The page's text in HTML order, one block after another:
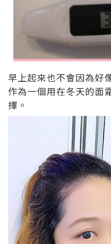
早上起來也不會因為好
作為一個用在冬天的面
擇。